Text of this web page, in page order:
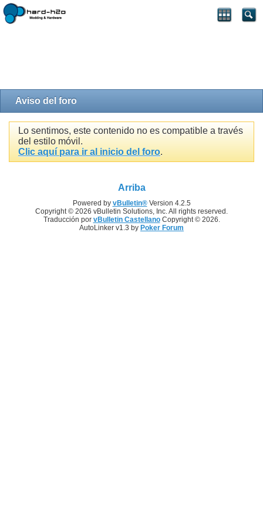
Aviso del foro
Lo sentimos, este contenido no es compatible a través
del estilo móvil.
Clic aquí para ir al inicio del foro.
Arriba
Powered by vBulletin®Version 4.2.5
Copyright © 2026 vBulletin Solutions, Inc. All rights reserved.
Traducción por vBulletin CastellanoCopyright © 2026.
AutoLinker v1.3 by Poker Forum